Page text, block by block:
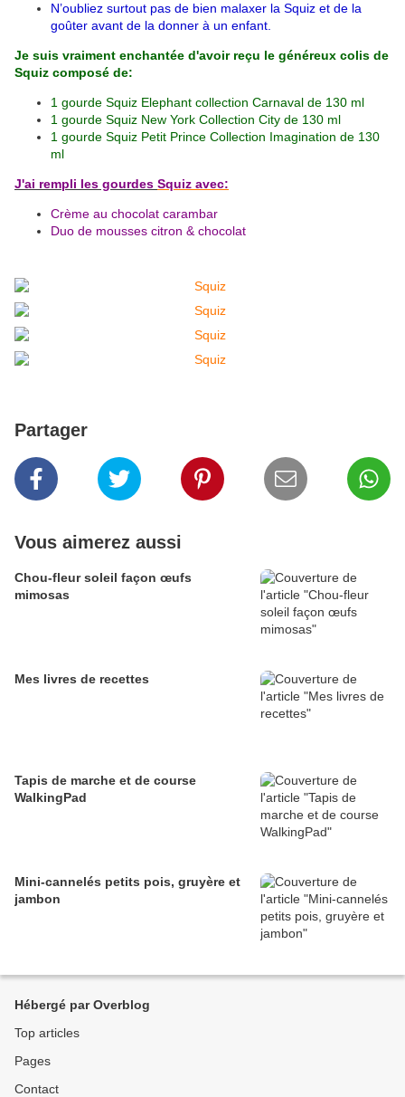
N’oubliez surtout pas de bien malaxer la Squiz et de la
goûter avant de la donner à un enfant.
Je suis vraiment enchantée d'avoir reçu le généreux colis de
Squiz composé de:
1 gourde Squiz Elephant collection Carnaval de 130 ml
1 gourde Squiz New York Collection City de 130 ml
1 gourde Squiz Petit Prince Collection Imagination de 130
ml
J'ai rempli les gourdes Squiz avec:
Crème au chocolat carambar
Duo de mousses citron & chocolat
Partager
Vous aimerez aussi
Chou-fleur soleil façon œufs
mimosas
Mes livres de recettes
Tapis de marche et de course
WalkingPad
Mini-cannelés petits pois, gruyère et
jambon
Hébergé par Overblog
Top articles
Pages
Contact